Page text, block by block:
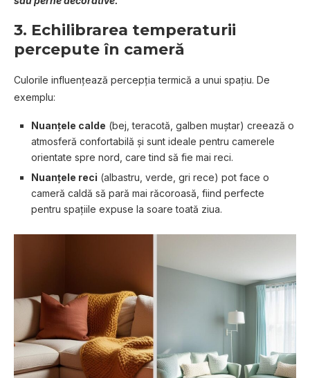
3. Echilibrarea temperaturii
percepute în cameră
Culorile influențează percepția termică a unui spațiu. De
exemplu:
Nuanțele calde (bej, teracotă, galben muștar) creează o
atmosferă confortabilă și sunt ideale pentru camerele
orientate spre nord, care tind să fie mai reci.
Nuanțele reci (albastru, verde, gri rece) pot face o
cameră caldă să pară mai răcoroasă, fiind perfecte
pentru spațiile expuse la soare toată ziua.